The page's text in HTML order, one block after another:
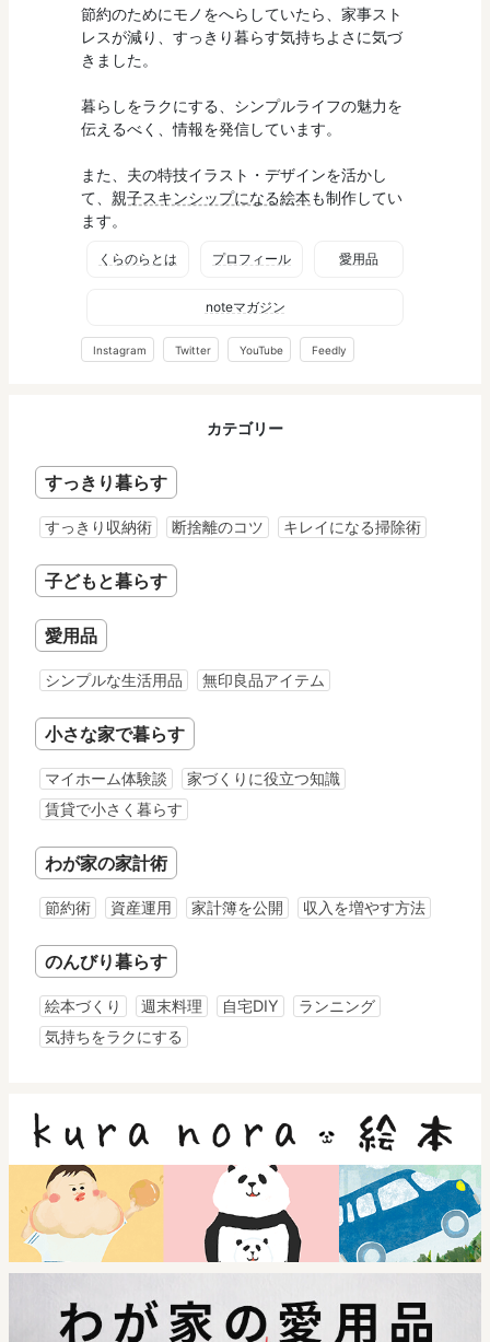
節約のためにモノをへらしていたら、家事スト
レスが減り、すっきり暮らす気持ちよさに気づ
きました。
暮らしをラクにする、シンプルライフの魅力を
伝えるべく、情報を発信しています。
また、夫の特技イラスト・デザインを活かし
て、 親子スキンシップになる絵本も制作してい
ます。
くらのらとは プロフィール 愛用品
noteマガジン
Instagram Twitter YouTube Feedly
カテゴリー
すっきり暮らす
すっきり収納術 断捨離のコツ キレイになる掃除術
子どもと暮らす
愛用品
シンプルな生活用品 無印良品アイテム
小さな家で暮らす
マイホーム体験談
家づくりに役立つ知識
賃貸で小さく暮らす
わが家の家計術
節約術 資産運用 家計簿を公開 収入を増やす方法
のんびり暮らす
絵本づくり 週末料理 自宅DIY
ランニング
気持ちをラクにする